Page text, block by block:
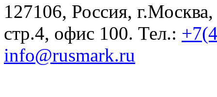
127106, Россия,
стр.4, офис 100. Тел.:
info@rusmark.ru